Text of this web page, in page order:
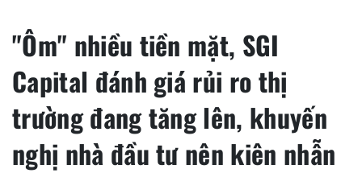
"Ôm" nhiều tiền mặt, SGI
Capital đánh giá rủi ro thị
trường đang tăng lên, khuyến
nghị nhà đầu tư nên kiên nhẫn